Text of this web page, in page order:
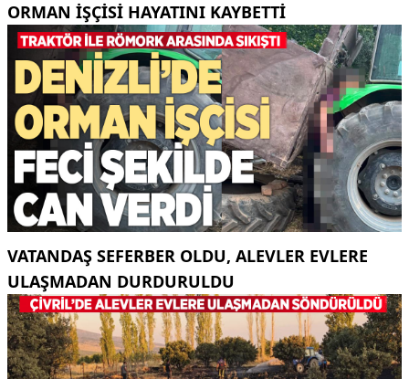
ORMAN IŞÇISI HAYATINI KAYBETTI
VATANDAŞ SEFERBER OLDU, ALEVLER EVLERE
ULAŞMADAN DURDURULDU